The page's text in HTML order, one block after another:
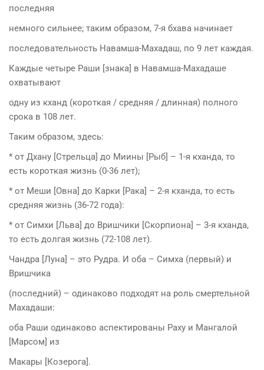
последняя
немного сильнее; таким образом, 7-я бхава начинает
последовательность Навамша-Махадаш, по 9 лет каждая.
Каждые четыре Раши [знака] в Навамша-Махадаше
охватывают
одну из кханд (короткая / средняя / длинная) полного
срока в 108 лет.
Таким образом, здесь:
* от Дхану [Стрельца] до Миины [Рыб] – 1-я кханда, то
есть короткая жизнь (0-36 лет);
* от Меши [Овна] до Карки [Рака] – 2-я кханда, то есть
средняя жизнь (36-72 года):
* от Симхи [Льва] до Вришчики [Скорпиона] – 3-я кханда,
то есть долгая жизнь (72-108 лет).
Чандра [Луна] – это Рудра. И оба – Симха (первый) и
Вришчика
(последний) – одинаково подходят на роль смертельной
Махадаши:
оба Раши одинаково аспектированы Раху и Мангалой
[Марсом] из
Макары [Козерога].